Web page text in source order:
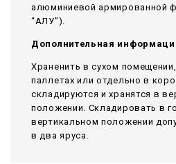
алюминиевой армированной
“АЛУ”).
Дополнительная
Храненить в сухом
паллетах или отдельно в
складируются и хранятся в
положении. Складировать в
вертикальном положении
в два яруса.